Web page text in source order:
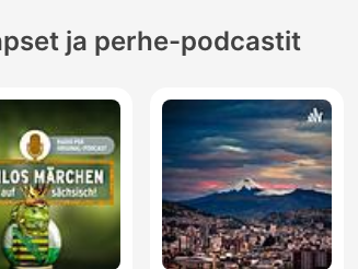
ja perhe-podcastit